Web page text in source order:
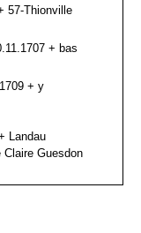
57-Thionville
+ bas
+ y
Landau
Guesdon